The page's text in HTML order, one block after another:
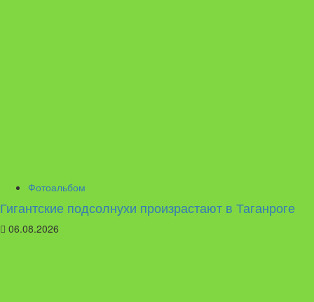
Фотоальбом
Гигантские подсолнухи произрастают в Таганроге
06.08.2026